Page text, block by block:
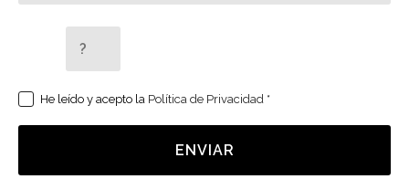
He leído y acepto la Política de Privacidad *
ENVIAR